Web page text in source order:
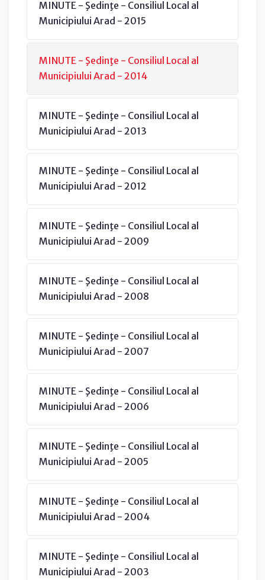
MINUTE - Şedinţe - Consiliul Local al
Municipiului Arad - 2015
MINUTE - Şedinţe - Consiliul Local al
Municipiului Arad - 2014
MINUTE - Şedinţe - Consiliul Local al
Municipiului Arad - 2013
MINUTE - Şedinţe - Consiliul Local al
Municipiului Arad - 2012
MINUTE - Şedinţe - Consiliul Local al
Municipiului Arad - 2009
MINUTE - Şedinţe - Consiliul Local al
Municipiului Arad - 2008
MINUTE - Şedinţe - Consiliul Local al
Municipiului Arad - 2007
MINUTE - Şedinţe - Consiliul Local al
Municipiului Arad - 2006
MINUTE - Şedinţe - Consiliul Local al
Municipiului Arad - 2005
MINUTE - Şedinţe - Consiliul Local al
Municipiului Arad - 2004
MINUTE - Şedinţe - Consiliul Local al
Municipiului Arad - 2003